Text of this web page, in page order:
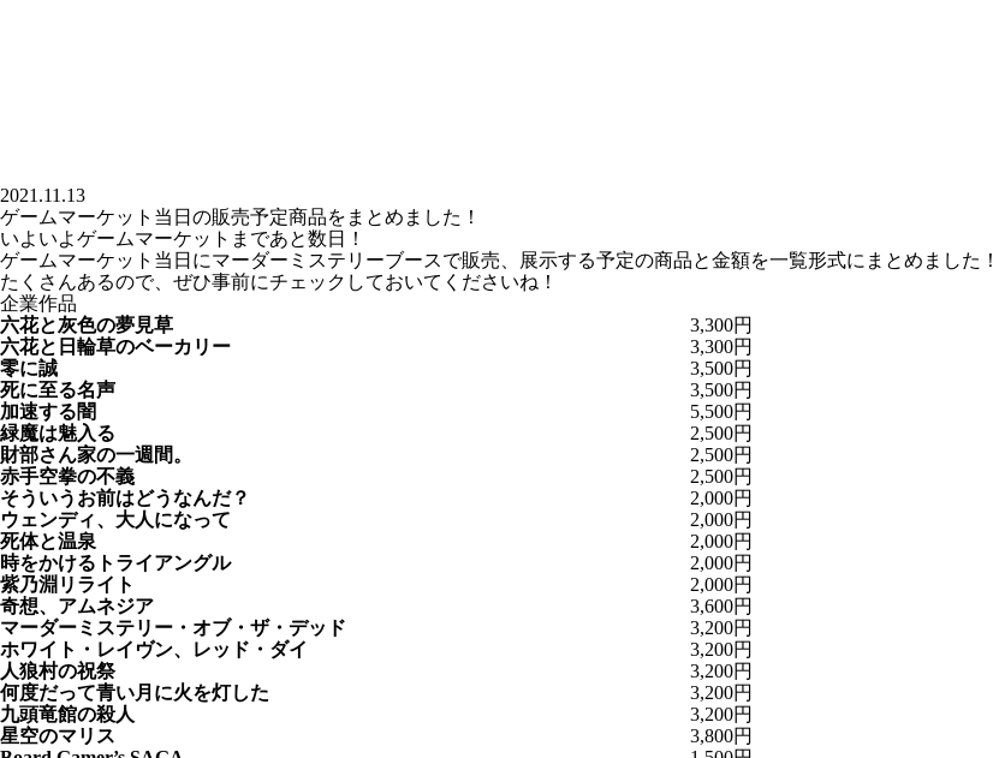
2021.11.13
ゲームマーケット当日の販売予定商品をまとめました！
いよいよゲームマーケットまであと数日！
ゲームマーケット当日にマーダーミステリーブースで販売、展示する予定の商品と金額を一覧形式にまとめました！
たくさんあるので、ぜひ事前にチェックしておいてくださいね！
企業作品
六花と灰色の夢見草
3,300円
六花と日輪草のベーカリー
3,300円
零に誠
3,500円
死に至る名声
3,500円
加速する闇
5,500円
緑魔は魅入る
2,500円
財部さん家の一週間。
2,500円
赤手空拳の不義
2,500円
そういうお前はどうなんだ？
2,000円
ウェンディ、大人になって
2,000円
死体と温泉
2,000円
時をかけるトライアングル
2,000円
紫乃淵リライト
2,000円
奇想、アムネジア
3,600円
マーダーミステリー・オブ・ザ・デッド
3,200円
ホワイト・レイヴン、レッド・ダイ
3,200円
人狼村の祝祭
3,200円
何度だって青い月に火を灯した
3,200円
九頭竜館の殺人
3,200円
星空のマリス
3,800円